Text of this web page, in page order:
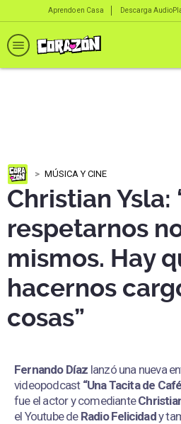
Aprendo en Casa Descarga
MÚSICA Y CINE
Christian Ysla:
respetarnos
mismos. Hay
hacernos
cosas”
Fernando Díaz lanzó una nueva
videopodcast “Una Tacita de
fue el actor y comediante
el Youtube de Radio Felicidady